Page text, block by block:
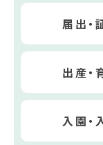
届出・
出産・
入園・